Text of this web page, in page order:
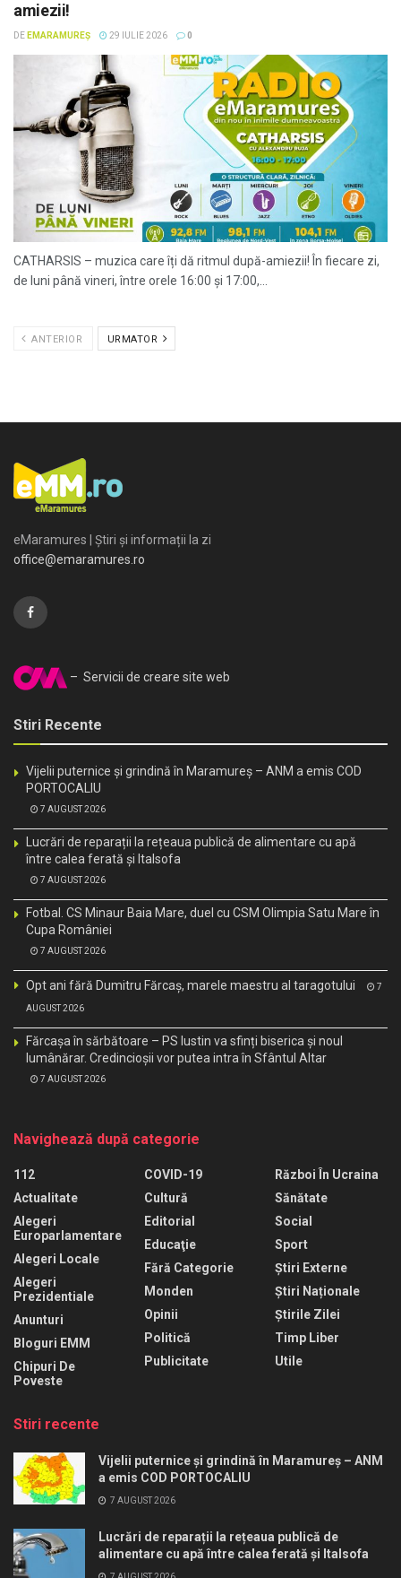
amiezii!
DE EMARAMUREȘ 29 IULIE 2026 0
CATHARSIS – muzica care îți dă ritmul după-amiezii! În fiecare zi,
de luni până vineri, între orele 16:00 și 17:00,...
ANTERIOR URMATOR
eMaramures | Știri și informații la zi
office@emaramures.ro
– Servicii de creare site web
Stiri Recente
Vijelii puternice și grindină în Maramureș – ANM a emis COD
PORTOCALIU
7 AUGUST 2026
Lucrări de reparații la rețeaua publică de alimentare cu apă
între calea ferată și Italsofa
7 AUGUST 2026
Fotbal. CS Minaur Baia Mare, duel cu CSM Olimpia Satu Mare în
Cupa României
7 AUGUST 2026
Opt ani fără Dumitru Fărcaș, marele maestru al taragotului 7
AUGUST 2026
Fărcașa în sărbătoare – PS Iustin va sfinți biserica și noul
lumânărar. Credincioșii vor putea intra în Sfântul Altar
7 AUGUST 2026
Navighează după categorie
112
Actualitate
Alegeri
Europarlamentare
Alegeri Locale
Alegeri
Prezidentiale
Anunturi
Bloguri EMM
Chipuri De
Poveste
COVID-19
Cultură
Editorial
Educaţie
Fără Categorie
Monden
Opinii
Politică
Publicitate
Război În Ucraina
Sănătate
Social
Sport
Știri Externe
Știri Naționale
Știrile Zilei
Timp Liber
Utile
Stiri recente
Vijelii puternice și grindină în Maramureș – ANM
a emis COD PORTOCALIU
7 AUGUST 2026
Lucrări de reparații la rețeaua publică de
alimentare cu apă între calea ferată și Italsofa